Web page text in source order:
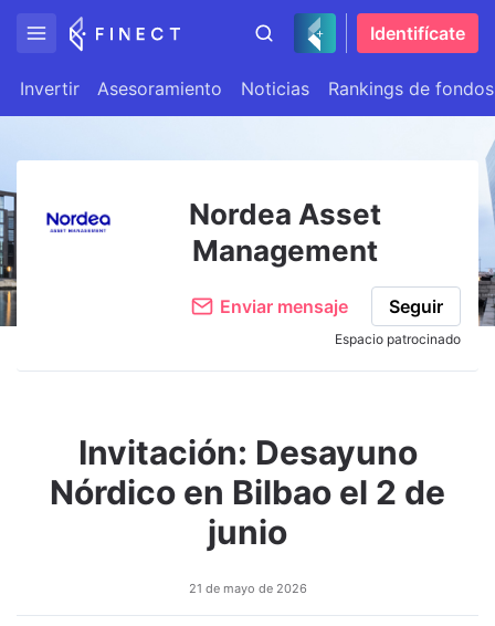
Identifícate
Invertir Asesoramiento Noticias Rankings de fondos
Nordea Asset
Management
Enviar mensaje Seguir
Espacio patrocinado
Invitación: Desayuno
Nórdico en Bilbao el 2 de
junio
21 de mayo de 2026